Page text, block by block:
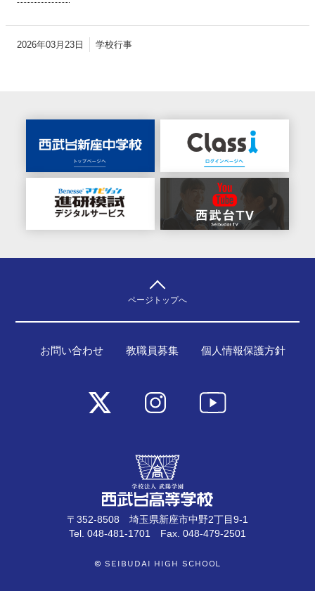
2026年03月23日 学校行事
ページトップへ
お問い合わせ 教職員募集 個人情報保護方針
〒352-8508 埼玉県新座市中野2丁目9-1
Tel. 048-481-1701 Fax. 048-479-2501
© SEIBUDAI HIGH SCHOOL